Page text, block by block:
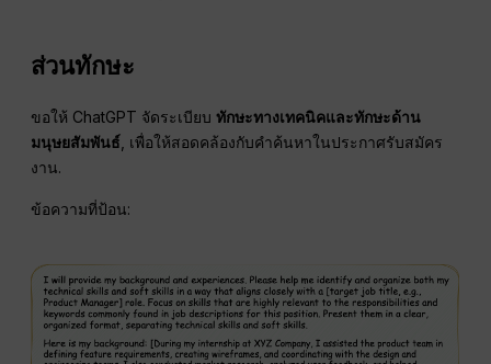
ส่วนทักษะ
ขอให้ ChatGPT จัดระเบียบทักษะทางเทคนิคและทักษะด้าน
มนุษยสัมพันธ์ , เพื่อให้สอดคล้องกับคำค้นหาในประกาศรับสมัคร
งาน.
ข้อความที่ป้อน: